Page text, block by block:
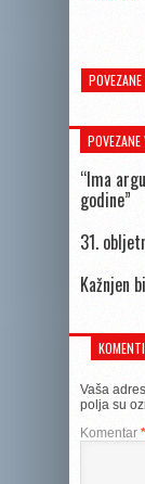
POVEZANE
“Ima
godine”
31.
Kažnjen
Vaša
polja su
Komentar